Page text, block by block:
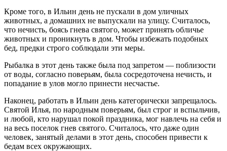
Кроме того, в Ильин день не пускали в дом уличных
животных, а домашних не выпускали на улицу. Считалось,
что нечисть, боясь гнева святого, может принять обличье
животных и проникнуть в дом. Чтобы избежать подобных
бед, предки строго соблюдали эти меры.
Рыбалка в этот день также была под запретом — поблизости
от воды, согласно поверьям, была сосредоточена нечисть, и
попадание в улов могло принести несчастье.
Наконец, работать в Ильин день категорически запрещалось.
Святой Илья, по народным поверьям, был строг и вспыльчив,
и любой, кто нарушал покой праздника, мог навлечь на себя и
на весь поселок гнев святого. Считалось, что даже один
человек, занятый делами в этот день, способен привести к
бедам всех окружающих.